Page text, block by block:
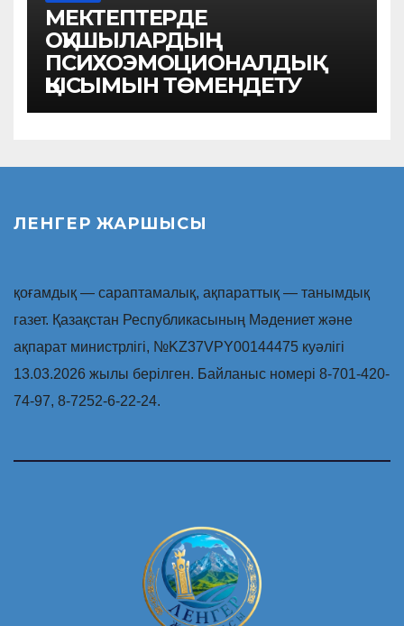
МЕКТЕПТЕРДЕ
ОҚУШЫЛАРДЫҢ
ПСИХОЭМОЦИОНАЛДЫҚ
ҚЫСЫМЫН ТӨМЕНДЕТУ
ЛЕНГЕР ЖАРШЫСЫ
қоғамдық — сараптамалық, ақпараттық — танымдық
газет. Қазақстан Республикасының Мәдениет және
ақпарат министрлігі, №KZ37VPY00144475 куәлігі
13.03.2026 жылы берілген. Байланыс номері 8-701-420-
74-97, 8-7252-6-22-24.